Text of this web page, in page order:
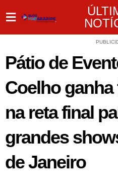
Pátio de
Coelho
na reta final
grandes
de Janeiro